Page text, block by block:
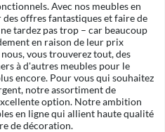
Avec nos meubles en
offres fantastiques et faire de
tardez pas trop – car beaucoup
en raison de leur prix
vous trouverez tout, des
à d'autres meubles pour le
encore. Pour vous qui souhaitez
notre assortiment de
option. Notre ambition
en ligne qui allient haute qualité
de décoration.